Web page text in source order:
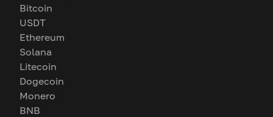
Bitcoin
USDT
Ethereum
Solana
Litecoin
Dogecoin
Monero
BNB